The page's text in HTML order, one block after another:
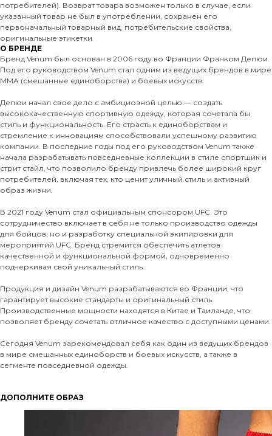
потребителей). Возврат товара возможен только в случае, если
указанный товар не был в употреблении, сохранен его
первоначальный товарный вид, потребительские свойства,
оригинальные этикетки.
О БРЕНДЕ
Бренд Venum был основан в 2006 году во Франции Франком Депюи.
Под его руководством Venum стал одним из ведущих брендов в мире
MMA (смешанные единоборства) и боевых искусств.
Депюи начал свое дело с амбициозной целью — создать
высококачественную спортивную одежду, которая сочетала бы
стиль и функциональность. Его страсть к единоборствам и
стремление к инновациям способствовали успешному развитию
компании. В последние годы под его руководством Venum также
начала разрабатывать повседневные коллекции в стиле спортшик и
стрит стайл, что позволило бренду привлечь более широкий круг
потребителей, включая тех, кто ценит уличный стиль и активный
образ жизни.
В 2021 году Venum стал официальным спонсором UFC. Это
сотрудничество включает в себя не только производство одежды
для бойцов, но и разработку специальной экипировки для
мероприятий UFC. Бренд стремится обеспечить атлетов
качественной и функциональной формой, одновременно
подчеркивая свой уникальный стиль.
Продукция и дизайн Venum разрабатываются во Франции, что
гарантирует высокие стандарты и оригинальный стиль.
Производственные мощности находятся в Китае и Таиланде, что
позволяет бренду сочетать отличное качество с доступными ценами.
Сегодня Venum зарекомендовал себя как один из ведущих брендов
в мире смешанных единоборств и боевых искусств, а также в
сегменте повседневной одежды.
ДОПОЛНИТЕ ОБРАЗ